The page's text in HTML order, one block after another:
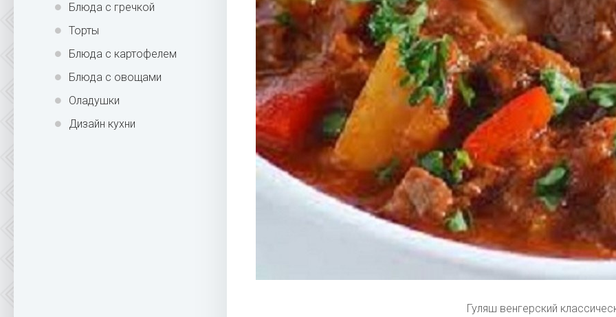
Блюда с гречкой
Торты
Блюда с картофелем
Блюда с овощами
Оладушки
Дизайн кухни
Гуляш венгерский